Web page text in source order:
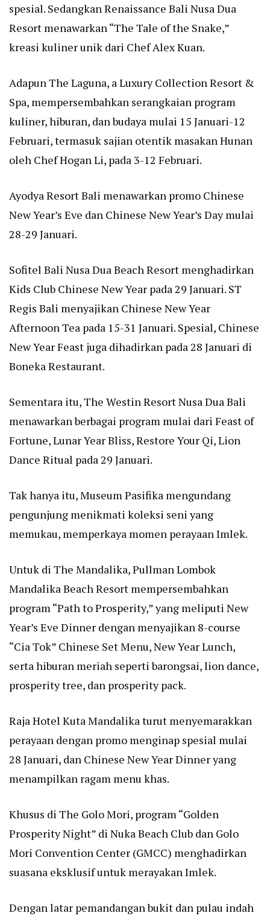
spesial. Sedangkan Renaissance Bali Nusa Dua
Resort menawarkan “The Tale of the Snake,”
kreasi kuliner unik dari Chef Alex Kuan.
Adapun The Laguna, a Luxury Collection Resort &
Spa, mempersembahkan serangkaian program
kuliner, hiburan, dan budaya mulai 15 Januari-12
Februari, termasuk sajian otentik masakan Hunan
oleh Chef Hogan Li, pada 3-12 Februari.
Ayodya Resort Bali menawarkan promo Chinese
New Year’s Eve dan Chinese New Year’s Day mulai
28-29 Januari.
Sofitel Bali Nusa Dua Beach Resort menghadirkan
Kids Club Chinese New Year pada 29 Januari. ST
Regis Bali menyajikan Chinese New Year
Afternoon Tea pada 15-31 Januari. Spesial, Chinese
New Year Feast juga dihadirkan pada 28 Januari di
Boneka Restaurant.
Sementara itu, The Westin Resort Nusa Dua Bali
menawarkan berbagai program mulai dari Feast of
Fortune, Lunar Year Bliss, Restore Your Qi, Lion
Dance Ritual pada 29 Januari.
Tak hanya itu, Museum Pasifika mengundang
pengunjung menikmati koleksi seni yang
memukau, memperkaya momen perayaan Imlek.
Untuk di The Mandalika, Pullman Lombok
Mandalika Beach Resort mempersembahkan
program “Path to Prosperity,” yang meliputi New
Year’s Eve Dinner dengan menyajikan 8-course
“Cia Tok” Chinese Set Menu, New Year Lunch,
serta hiburan meriah seperti barongsai, lion dance,
prosperity tree, dan prosperity pack.
Raja Hotel Kuta Mandalika turut menyemarakkan
perayaan dengan promo menginap spesial mulai
28 Januari, dan Chinese New Year Dinner yang
menampilkan ragam menu khas.
Khusus di The Golo Mori, program “Golden
Prosperity Night” di Nuka Beach Club dan Golo
Mori Convention Center (GMCC) menghadirkan
suasana eksklusif untuk merayakan Imlek.
Dengan latar pemandangan bukit dan pulau indah